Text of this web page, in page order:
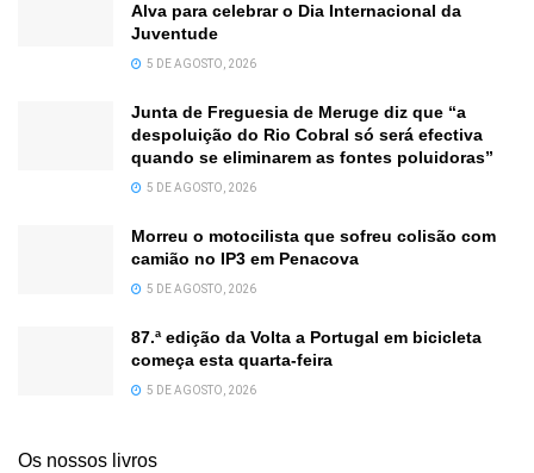
Alva para celebrar o Dia Internacional da
Juventude
5 DE AGOSTO, 2026
Junta de Freguesia de Meruge diz que “a
despoluição do Rio Cobral só será efectiva
quando se eliminarem as fontes poluidoras”
5 DE AGOSTO, 2026
Morreu o motocilista que sofreu colisão com
camião no IP3 em Penacova
5 DE AGOSTO, 2026
87.ª edição da Volta a Portugal em bicicleta
começa esta quarta-feira
5 DE AGOSTO, 2026
Os nossos livros